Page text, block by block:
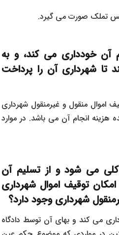
تملک صورت می ‌گیرد.
آن خودداری می‌ کند، و به
تا شهرداری آن را پرداخت
اموال منقول و غیرمنقول شهرداری
انجام آن می ‌باشد. در موارد
می شود و از تسلیم آن
توقیف اموال شهرداری
شهرداری وجود دارد؟
می‌ کند و بهای آن توسط دادگاه